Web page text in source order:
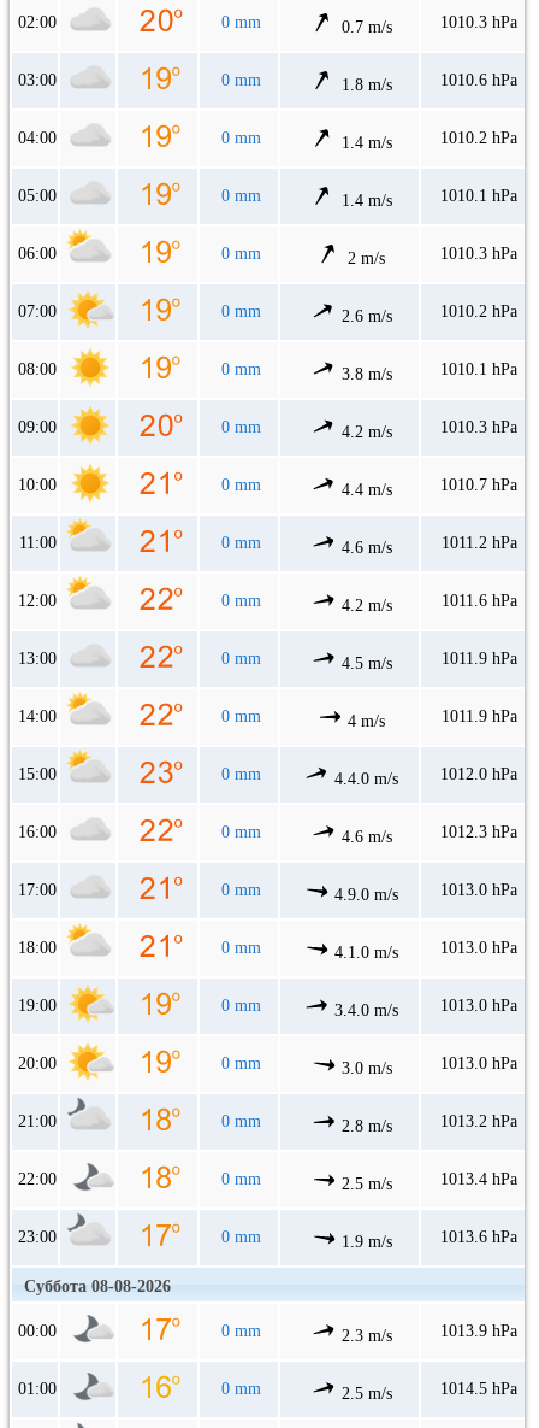
02:00 0 mm 0.7 m/s 1010.3 hPa
03:00 0 mm 1.8 m/s 1010.6 hPa
04:00 0 mm 1.4 m/s 1010.2 hPa
05:00 0 mm 1.4 m/s 1010.1 hPa
06:00 0 mm 2 m/s 1010.3 hPa
07:00 0 mm 2.6 m/s 1010.2 hPa
08:00 0 mm 3.8 m/s 1010.1 hPa
09:00 0 mm 4.2 m/s 1010.3 hPa
10:00 0 mm 4.4 m/s 1010.7 hPa
11:00 0 mm 4.6 m/s 1011.2 hPa
12:00 0 mm 4.2 m/s 1011.6 hPa
13:00 0 mm 4.5 m/s 1011.9 hPa
14:00 0 mm 4 m/s 1011.9 hPa
15:00 0 mm 4.4.0 m/s 1012.0 hPa
16:00 0 mm 4.6 m/s 1012.3 hPa
17:00 0 mm 4.9.0 m/s 1013.0 hPa
18:00 0 mm 4.1.0 m/s 1013.0 hPa
19:00 0 mm 3.4.0 m/s 1013.0 hPa
20:00 0 mm 3.0 m/s 1013.0 hPa
21:00 0 mm 2.8 m/s 1013.2 hPa
22:00 0 mm 2.5 m/s 1013.4 hPa
23:00 0 mm 1.9 m/s 1013.6 hPa
Суббота 08-08-2026
00:00 0 mm 2.3 m/s 1013.9 hPa
01:00 0 mm 2.5 m/s 1014.5 hPa